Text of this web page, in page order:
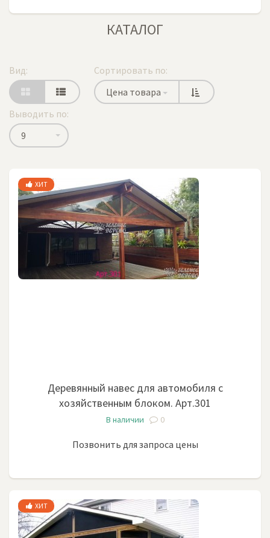
КАТАЛОГ
Вид:
Сортировать по:
Цена товара
Выводить по:
9
ХИТ
Деревянный навес для автомобиля с
хозяйственным блоком. Арт.301
В наличии 0
Позвонить для запроса цены
ХИТ